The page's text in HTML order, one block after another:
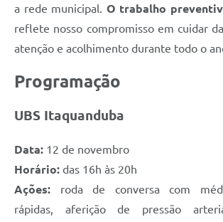
a rede municipal. O trabalho
reflete nosso compromisso em cuidar
atenção e acolhimento durante todo o
Programação
UBS Itaquanduba
Data: 12 de novembro
Horário: das 16h às 20h
Ações: roda de conversa com
rápidas, aferição de pressão